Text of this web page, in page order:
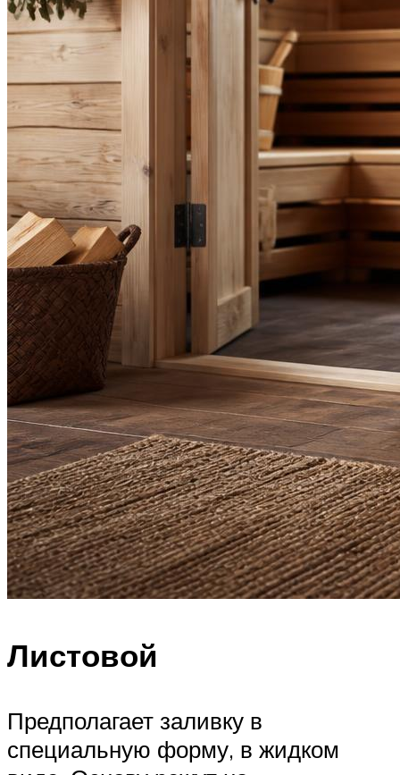
Листовой
Предполагает заливку в
специальную форму, в жидком